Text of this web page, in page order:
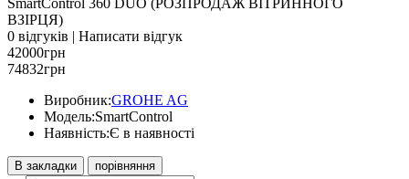
0 відгуків | Написати відгук
42000грн
74832грн
Виробник:GROHE AG
Модель:SmartControl
Наявність:Є в наявності
В закладки порівняння